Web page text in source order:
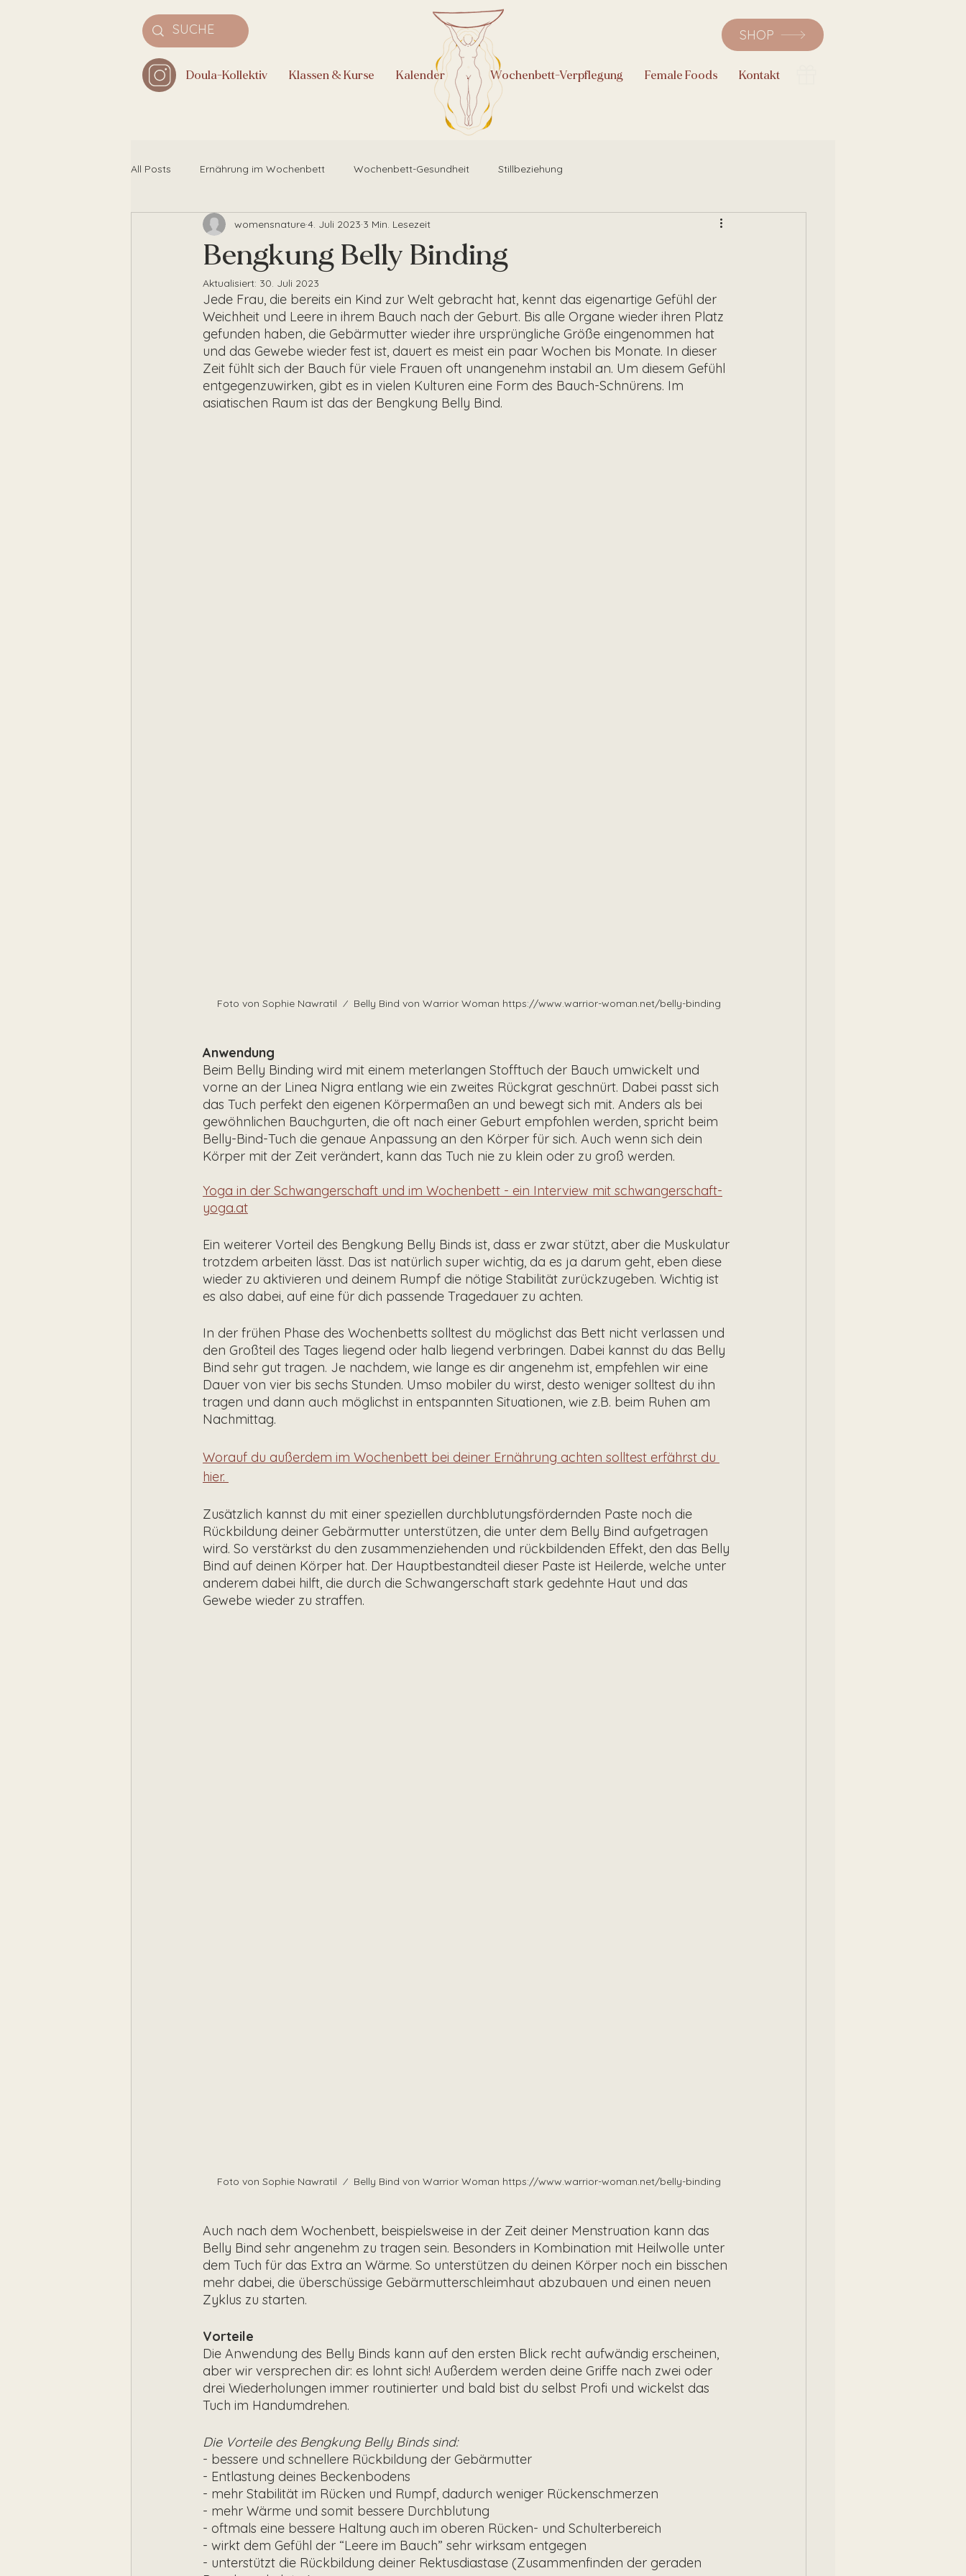
Doula-Kollektiv Klassen & Kurse Kalender . Wochenbett-Verpflegung Female Foods Kontakt
SHOP
All Posts Ernährung im Wochenbett Wochenbett-Gesundheit Stillbeziehung
Bengkung Belly Binding
womensnature4. Juli 2023 3 Min. Lesezeit
Aktualisiert: 30. Juli 2023
Jede Frau, die bereits ein Kind zur Welt gebracht hat, kennt das eigenartige Gefühl der
Weichheit und Leere in ihrem Bauch nach der Geburt. Bis alle Organe wieder ihren Platz
gefunden haben, die Gebärmutter wieder ihre ursprüngliche Größe eingenommen hat
und das Gewebe wieder fest ist, dauert es meist ein paar Wochen bis Monate. In dieser
Zeit fühlt sich der Bauch für viele Frauen oft unangenehm instabil an. Um diesem Gefühl
entgegenzuwirken, gibt es in vielen Kulturen eine Form des Bauch-Schnürens. Im
asiatischen Raum ist das der Bengkung Belly Bind.
Foto von Sophie Nawratil  ⁄  Belly Bind von Warrior Woman https://www.warrior-woman.net/belly-binding
Anwendung
Beim Belly Binding wird mit einem meterlangen Stofftuch der Bauch umwickelt und
vorne an der Linea Nigra entlang wie ein zweites Rückgrat geschnürt. Dabei passt sich
das Tuch perfekt den eigenen Körpermaßen an und bewegt sich mit. Anders als bei
gewöhnlichen Bauchgurten, die oft nach einer Geburt empfohlen werden, spricht beim
Belly-Bind-Tuch die genaue Anpassung an den Körper für sich. Auch wenn sich dein
Körper mit der Zeit verändert, kann das Tuch nie zu klein oder zu groß werden.
Yoga in der Schwangerschaft und im Wochenbett - ein Interview mit schwangerschaft-
yoga.at
Ein weiterer Vorteil des Bengkung Belly Binds ist, dass er zwar stützt, aber die Muskulatur
trotzdem arbeiten lässt. Das ist natürlich super wichtig, da es ja darum geht, eben diese
wieder zu aktivieren und deinem Rumpf die nötige Stabilität zurückzugeben. Wichtig ist
es also dabei, auf eine für dich passende Tragedauer zu achten.
In der frühen Phase des Wochenbetts solltest du möglichst das Bett nicht verlassen und
den Großteil des Tages liegend oder halb liegend verbringen. Dabei kannst du das Belly
Bind sehr gut tragen. Je nachdem, wie lange es dir angenehm ist, empfehlen wir eine
Dauer von vier bis sechs Stunden. Umso mobiler du wirst, desto weniger solltest du ihn
tragen und dann auch möglichst in entspannten Situationen, wie z.B. beim Ruhen am
Nachmittag.
Worauf du außerdem im Wochenbett bei deiner Ernährung achten solltest erfährst du
hier.
Zusätzlich kannst du mit einer speziellen durchblutungsfördernden Paste noch die
Rückbildung deiner Gebärmutter unterstützen, die unter dem Belly Bind aufgetragen
wird. So verstärkst du den zusammenziehenden und rückbildenden Effekt, den das Belly
Bind auf deinen Körper hat. Der Hauptbestandteil dieser Paste ist Heilerde, welche unter
anderem dabei hilft, die durch die Schwangerschaft stark gedehnte Haut und das
Gewebe wieder zu straffen.
Foto von Sophie Nawratil  ⁄  Belly Bind von Warrior Woman https://www.warrior-woman.net/belly-binding
Auch nach dem Wochenbett, beispielsweise in der Zeit deiner Menstruation kann das
Belly Bind sehr angenehm zu tragen sein. Besonders in Kombination mit Heilwolle unter
dem Tuch für das Extra an Wärme. So unterstützen du deinen Körper noch ein bisschen
mehr dabei, die überschüssige Gebärmutterschleimhaut abzubauen und einen neuen
Zyklus zu starten.
Vorteile
Die Anwendung des Belly Binds kann auf den ersten Blick recht aufwändig erscheinen,
aber wir versprechen dir: es lohnt sich! Außerdem werden deine Griffe nach zwei oder
drei Wiederholungen immer routinierter und bald bist du selbst Profi und wickelst das
Tuch im Handumdrehen.
Die Vorteile des Bengkung Belly Binds sind:
- bessere und schnellere Rückbildung der Gebärmutter
- Entlastung deines Beckenbodens
- mehr Stabilität im Rücken und Rumpf, dadurch weniger Rückenschmerzen
- mehr Wärme und somit bessere Durchblutung
- oftmals eine bessere Haltung auch im oberen Rücken- und Schulterbereich
- wirkt dem Gefühl der “Leere im Bauch” sehr wirksam entgegen
- unterstützt die Rückbildung deiner Rektusdiastase (Zusammenfinden der geraden